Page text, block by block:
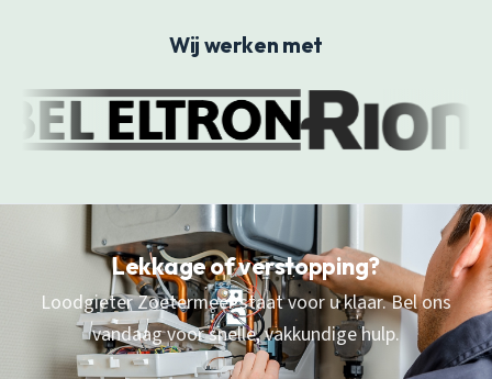
Wij werken met
Lekkage of verstopping?
Loodgieter Zoetermeer staat voor u klaar. Bel ons
vandaag voor snelle, vakkundige hulp.